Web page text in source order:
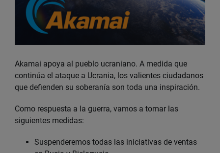
Akamai apoya al pueblo ucraniano. A medida que
continúa el ataque a Ucrania, los valientes ciudadanos
que defienden su soberanía son toda una inspiración.
Como respuesta a la guerra, vamos a tomar las
siguientes medidas:
Suspenderemos todas las iniciativas de ventas